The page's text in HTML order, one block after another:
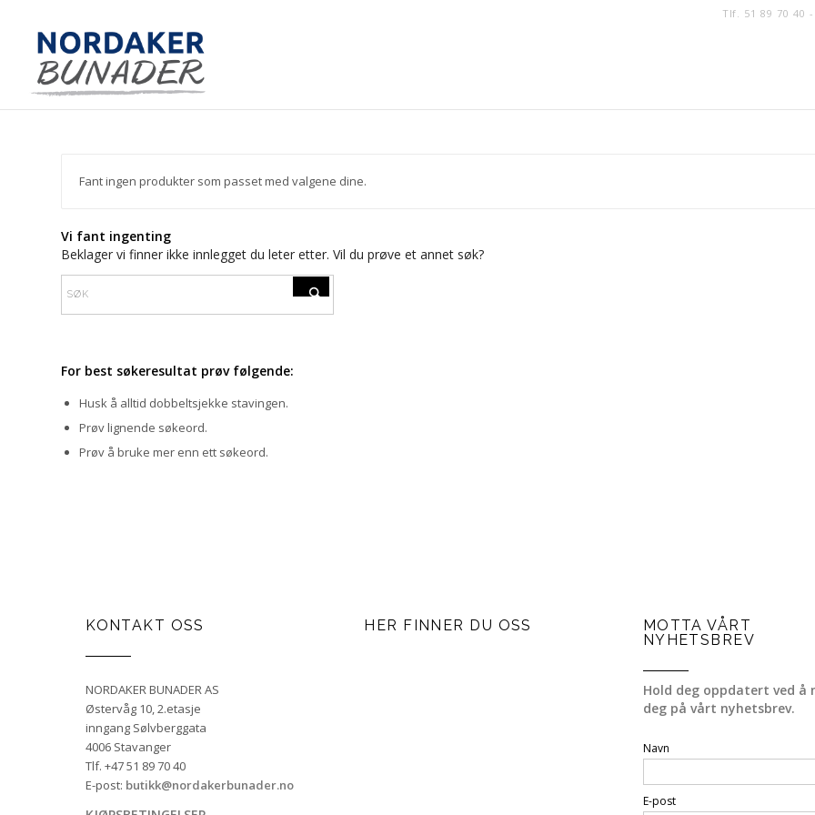
Tlf. 51 89 70 40
Fant ingen produkter som passet med valgene dine.
Vi fant ingenting
Beklager vi finner ikke innlegget du leter etter. Vil du prøve et annet søk?
For best søkeresultat prøv følgende:
Husk å alltid dobbeltsjekke stavingen.
Prøv lignende søkeord.
Prøv å bruke mer enn ett søkeord.
KONTAKT OSS
NORDAKER BUNADER AS
Østervåg 10, 2.etasje
inngang Sølvberggata
4006 Stavanger
Tlf. +47 51 89 70 40
E-post: butikk@nordakerbunader.no
HER FINNER DU OSS
MOTTA VÅRT
NYHETSBREV
Hold deg oppdatert ved å
deg på vårt nyhetsbrev.
Navn
E-post